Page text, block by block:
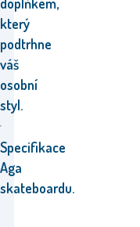
který
podtrhne
váš
osobní
styl.
Specifikace
Aga
skateboardu.